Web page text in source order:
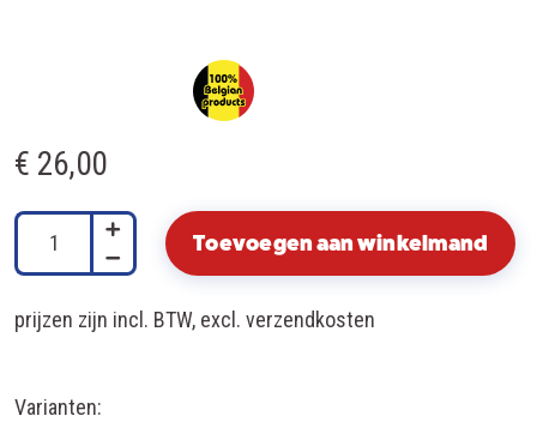
Zorgen ervoor dat onze website werkt zoals het
hoort, en brengen het gebruik in kaart voor
analyse en onderzoek. (*Deze cookies zijn
minimaal nodig om de website goed te laten
werken.)
Aanbevelingscookies
Zorgen ervoor dat we de inhoud van onze
€ 26,00
Toevoegen aan winkelmand
prijzen zijn incl. BTW, excl. verzendkosten
Varianten: